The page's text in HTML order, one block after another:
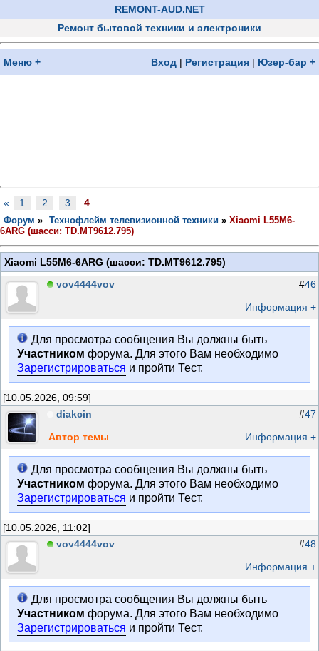
REMONT-AUD.NET
Ремонт бытовой техники и электроники
Меню + Вход | Регистрация | Юзер-бар +
« 1 2 3 4
Форум » Технофлейм телевизионной техники » Xiaomi L55M6-
6ARG (шасси: TD.MT9612.795)
Xiaomi L55M6-6ARG (шасси: TD.MT9612.795)
vov4444vov
#46
Информация +
Для просмотра сообщения Вы должны быть
Участником форума. Для этого Вам необходимо
Зарегистрироваться и пройти Тест.
[10.05.2026, 09:59]
diakcin
Автор темы
#47
Информация +
Для просмотра сообщения Вы должны быть
Участником форума. Для этого Вам необходимо
Зарегистрироваться и пройти Тест.
[10.05.2026, 11:02]
vov4444vov
#48
Информация +
Для просмотра сообщения Вы должны быть
Участником форума. Для этого Вам необходимо
Зарегистрироваться и пройти Тест.